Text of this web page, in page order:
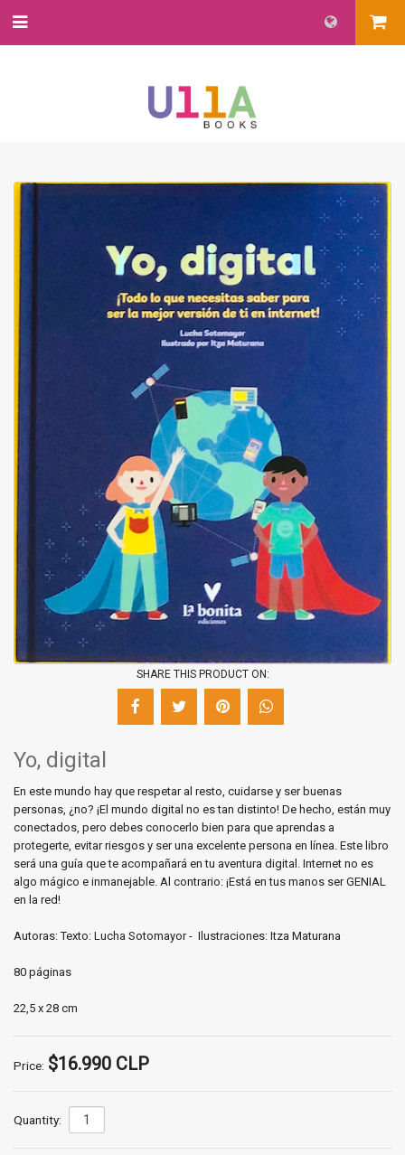
SHARE THIS PRODUCT ON:
Yo, digital
En este mundo hay que respetar al resto, cuidarse y ser buenas
personas, ¿no? ¡El mundo digital no es tan distinto! De hecho, están muy
conectados, pero debes conocerlo bien para que aprendas a
protegerte, evitar riesgos y ser una excelente persona en línea. Este libro
será una guía que te acompañará en tu aventura digital. Internet no es
algo mágico e inmanejable. Al contrario: ¡Está en tus manos ser GENIAL
en la red!
Autoras: Texto: Lucha Sotomayor - Ilustraciones: Itza Maturana
80 páginas
22,5 x 28 cm
Price: $16.990 CLP
Quantity: